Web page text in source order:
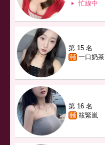
忙線中
第 15 名
一口奶茶
第 16 名
筱緊嵐